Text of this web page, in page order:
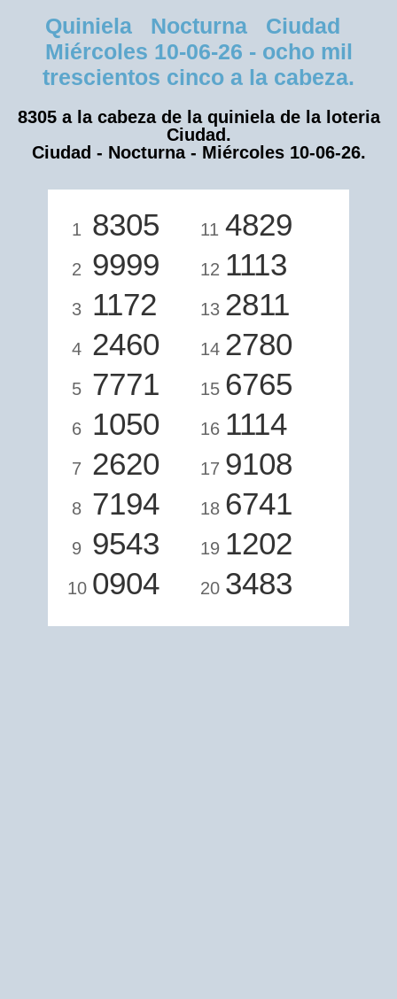
Quiniela Nocturna Ciudad
Miércoles 10-06-26 - ocho mil
trescientos cinco a la cabeza.
8305 a la cabeza de la quiniela de la loteria
Ciudad.
Ciudad - Nocturna - Miércoles 10-06-26.
1 8305
2 9999
3 1172
4 2460
5 7771
6 1050
7 2620
8 7194
9 9543
10 0904
11 4829
12 1113
13 2811
14 2780
15 6765
16 1114
17 9108
18 6741
19 1202
20 3483